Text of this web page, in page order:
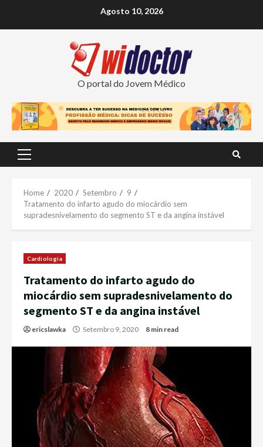
Agosto 10, 2026
O portal do Jovem Médico
Primary
Home 2020 Setembro
9
Tratamento do infarto agudo do miocárdio sem
supradesnivelamento do segmento ST e da angina instável
Cardiologia
Tratamento do infarto agudo do
miocárdio sem supradesnivelamento do
segmento ST e da angina instável
ericslawka Setembro 9, 2020 8 min read